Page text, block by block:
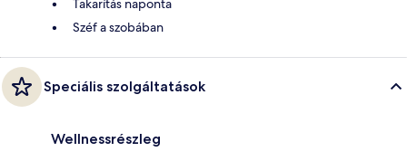
Takarítás naponta
Széf a szobában
Speciális szolgáltatások
Wellnessrészleg